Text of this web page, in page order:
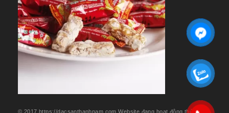
© 2017 https://dacsanthanhnam.com.Website đang hoạt động thử